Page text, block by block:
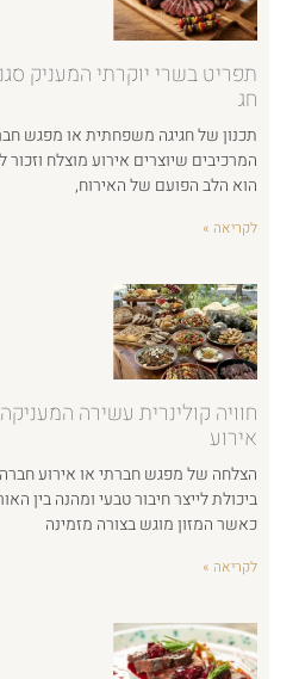
תפריט בשרי יוקרתי המעניק
חג
תכנון של חגיגה משפחתית או מפגש
המרכיבים שיוצרים אירוע מוצלח
הוא הלב הפועם של האירוח,
לקריאה »
חוויה קולינרית עשירה
אירוע
הצלחה של מפגש חברתי או אירוע
ביכולת לייצר חיבור טבעי ומהנה בין
כאשר המזון מוגש בצורה מזמינה
לקריאה »